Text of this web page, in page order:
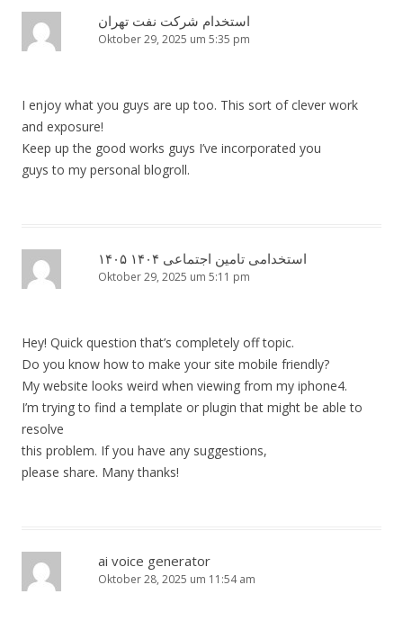
استخدام شرکت نفت تهران
Oktober 29, 2025 um 5:35 pm
I enjoy what you guys are up too. This sort of clever work
and exposure!
Keep up the good works guys I’ve incorporated you
guys to my personal blogroll.
استخدامی تامین اجتماعی ۱۴۰۴ ۱۴۰۵
Oktober 29, 2025 um 5:11 pm
Hey! Quick question that’s completely off topic.
Do you know how to make your site mobile friendly?
My website looks weird when viewing from my iphone4.
I’m trying to find a template or plugin that might be able to
resolve
this problem. If you have any suggestions,
please share. Many thanks!
ai voice generator
Oktober 28, 2025 um 11:54 am